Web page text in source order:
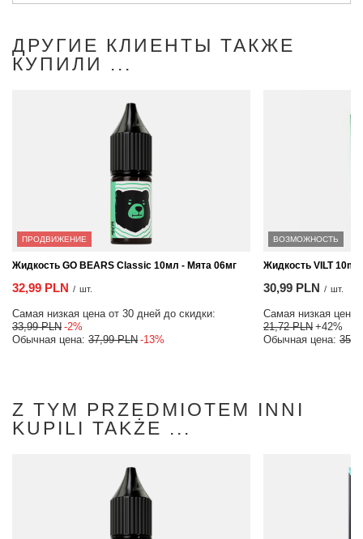
ДРУГИЕ КЛИЕНТЫ ТАКЖЕ
КУПИЛИ ...
ПРОДВИЖЕНИЕ
Жидкость GO BEARS Classic 10мл - Мята 06мг
32,99 PLN / шт.
Самая низкая цена от 30 дней до скидки:
33,99 PLN -2%
Обычная цена: 37,99 PLN -13%
ВОЗМОЖНОСТЬ
Жидкость VILT 10ml
30,99 PLN / шт.
Самая низкая цена
21,72 PLN +42%
Обычная цена:
Z TYM PRZEDMIOTEM INNI
KUPILI TAKŻE ...